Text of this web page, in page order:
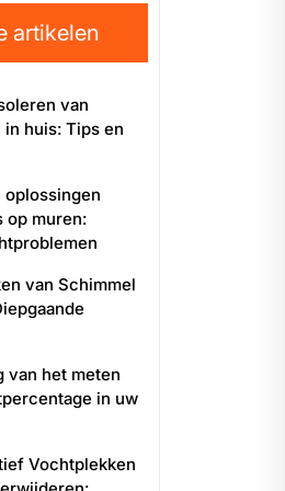
artikelen
van
huis: Tips en
op muren:
van Schimmel
van het meten
in uw
Vochtplekken